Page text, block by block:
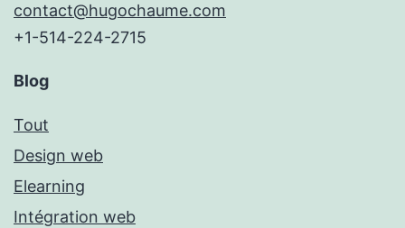
contact@hugochaume.com
+1-514-224-2715
Blog
Tout
Design web
Elearning
Intégration web